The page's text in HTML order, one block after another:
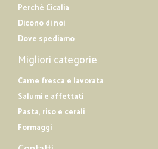
Perché Cicalia
Dicono di noi
Dove spediamo
Migliori categorie
Carne fresca e lavorata
Salumi e affettati
Pasta, riso e cerali
Formaggi